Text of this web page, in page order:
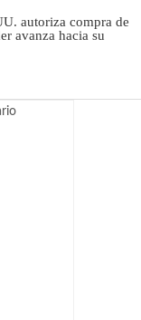
autoriza compra de
avanza hacia su